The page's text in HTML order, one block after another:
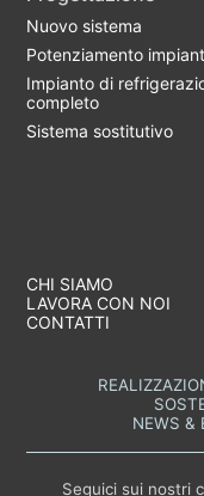
Nuovo sistema
Potenziamento
Impianto di
completo
Sistema sostitutivo
CHI SIAMO
LAVORA CON NOI
CONTATTI
NEWS &
Seguici sui nostri